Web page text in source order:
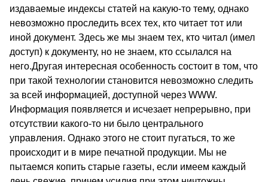
издаваемые индексы статей на какую-то тему, однако
невозможно проследить всех тех, кто читает тот или
иной документ. Здесь же мы знаем тех, кто читал (имел
доступ) к документу, но не знаем, кто ссылался на
него.Другая интересная особенность состоит в том, что
при такой технологии становится невозможно следить
за всей информацией, доступной через WWW.
Информация появляется и исчезает непрерывно, при
отсутствии какого-то ни было центрального
управления. Однако этого не стоит пугаться, то же
происходит и в мире печатной продукции. Мы не
пытаемся копить старые газеты, если имеем каждый